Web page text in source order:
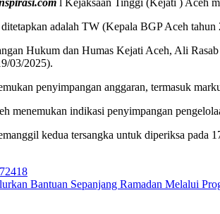
l Kejaksaan Tinggi (Kejati ) Aceh
adalah TW (Kepala BGP Aceh
Hukum dan Humas Kejati Aceh, Ali
03/2025).
penyimpangan anggaran, termasuk
menemukan indikasi penyimpangan
kedua tersangka untuk diperiksa
Bantuan Sepanjang Ramadan Melalui